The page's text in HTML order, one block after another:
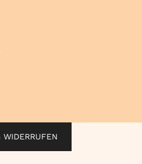
WIDERRUFEN